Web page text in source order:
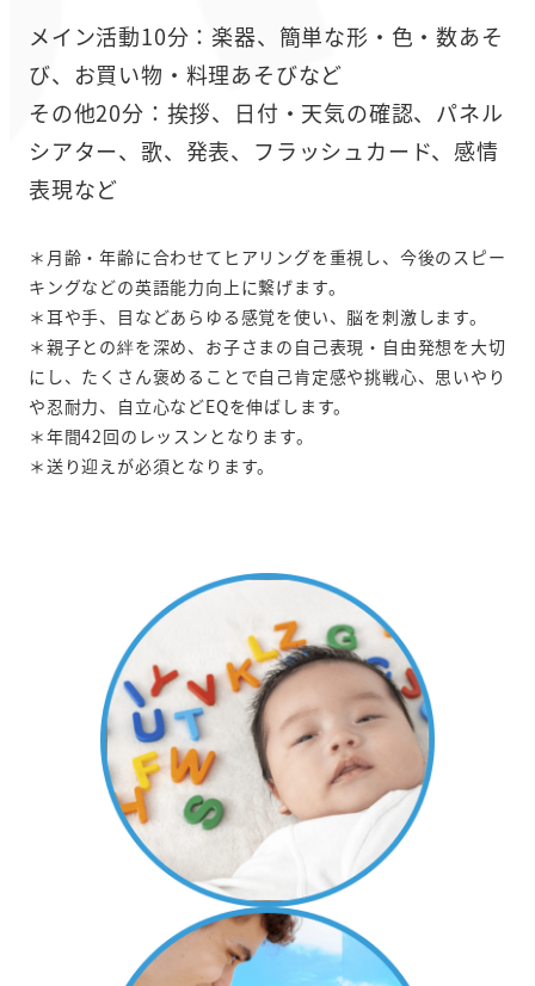
メイン活動10分：楽器、簡単な形・色・数あそ
び、お買い物・料理あそびなど
その他20分：挨拶、日付・天気の確認、パネル
シアター、歌、発表、フラッシュカード、感情
表現など
＊月齢・年齢に合わせてヒアリングを重視し、今後のスピー
キングなどの英語能力向上に繋げます。
＊耳や手、目などあらゆる感覚を使い、脳を刺激します。
＊親子との絆を深め、お子さまの自己表現・自由発想を大切
にし、たくさん褒めることで自己肯定感や挑戦心、思いやり
や忍耐力、自立心などEQを伸ばします。
＊年間42回のレッスンとなります。
＊送り迎えが必須となります。